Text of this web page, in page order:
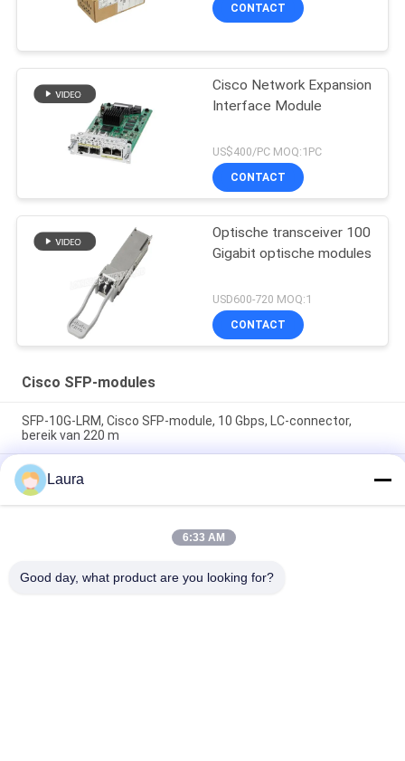
CONTACT
Cisco Network Expansion
Interface Module
US$400/PC MOQ:1PC
CONTACT
Optische transceiver 100
Gigabit optische modules
USD600-720 MOQ:1
CONTACT
Cisco SFP-modules
SFP-10G-LRM, Cisco SFP-module, 10 Gbps, LC-connector,
bereik van 220 m
SFP-10G-SR Cisco-compatibele SFP+-module | 10GBASE-SR
850nm MMF-zendontvanger
populaire categorieën
Laura
6:33 AM
Good day, what product are you looking for?